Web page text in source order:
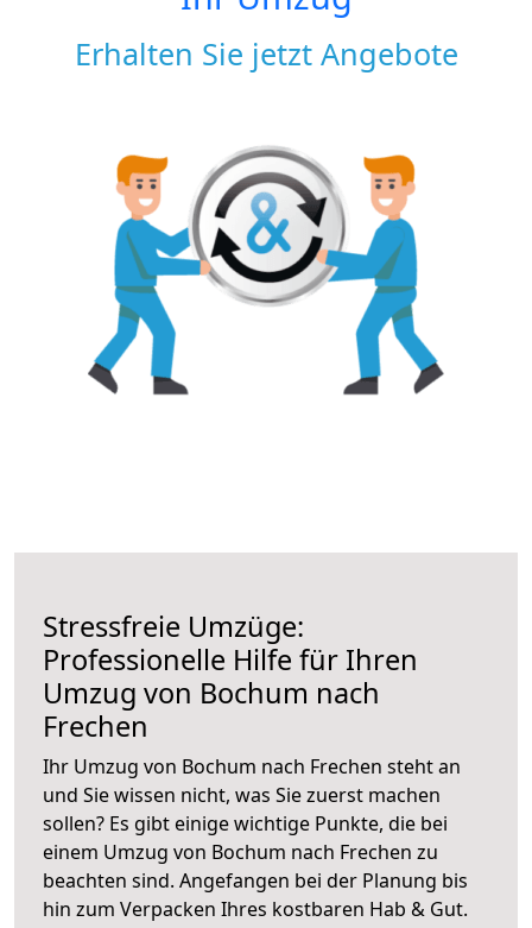
Erhalten Sie jetzt Angebote
Stressfreie Umzüge:
Professionelle Hilfe für Ihren
Umzug von Bochum nach
Frechen
Ihr Umzug von Bochum nach Frechen steht an
und Sie wissen nicht, was Sie zuerst machen
sollen? Es gibt einige wichtige Punkte, die bei
einem Umzug von Bochum nach Frechen zu
beachten sind. Angefangen bei der Planung bis
hin zum Verpacken Ihres kostbaren Hab & Gut.